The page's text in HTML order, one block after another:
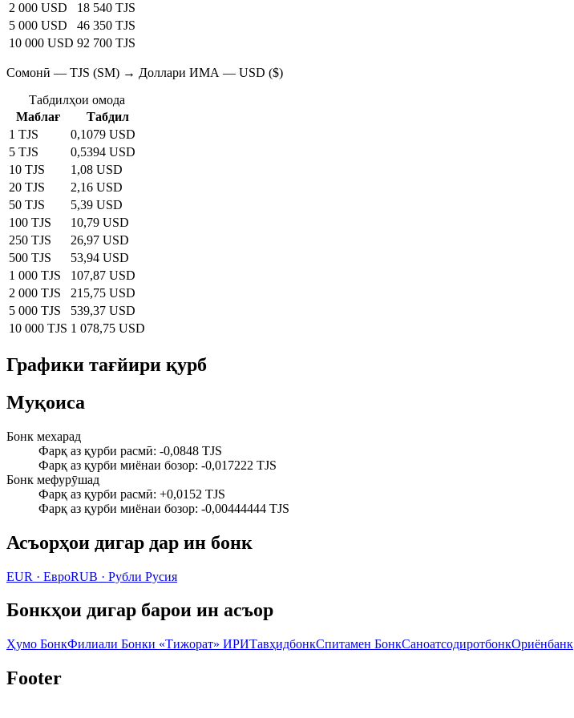
2 000 USD
18 540 TJS
5 000 USD
46 350 TJS
10 000 USD 92 700 TJS
Сомонӣ — TJS (SM) → Доллари ИМА — USD ($)
Табдилҳои омода
Маблағ
Табдил
1 TJS
0,1079 USD
5 TJS
0,5394 USD
10 TJS
1,08 USD
20 TJS
2,16 USD
50 TJS
5,39 USD
100 TJS
10,79 USD
250 TJS
26,97 USD
500 TJS
53,94 USD
1 000 TJS
107,87 USD
2 000 TJS
215,75 USD
5 000 TJS
539,37 USD
10 000 TJS 1 078,75 USD
Графики тағйири қурб
Муқоиса
Бонк мехарад
Фарқ аз қурби расмӣ: -0,0848 TJS
Фарқ аз қурби миёнаи бозор: -0,017222 TJS
Бонк мефурӯшад
Фарқ аз қурби расмӣ: +0,0152 TJS
Фарқ аз қурби миёнаи бозор: -0,00444444 TJS
Асъорҳои дигар дар ин бонк
EUR · ЕвроRUB · Рубли Русия
Бонкҳои дигар барои ин асъор
Ҳумо БонкФилиали Бонки «Тижорат» ИРИТавҳидбонкСпитамен БонкСаноатсодиротбонкОриёнбанк
Footer